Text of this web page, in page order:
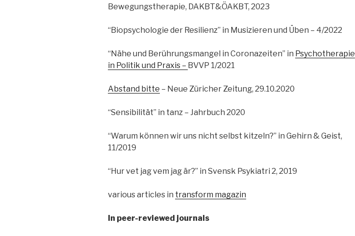
Bewegungstherapie, DAKBT&ÖAKBT, 2023
“Biopsychologie der Resilienz” in Musizieren und Üben – 4/2022
“Nähe und Berührungsmangel in Coronazeiten” in Psychotherapie
in Politik und Praxis – BVVP 1/2021
Abstand bitte – Neue Züricher Zeitung, 29.10.2020
“Sensibilität” in tanz – Jahrbuch 2020
“Warum können wir uns nicht selbst kitzeln?” in Gehirn & Geist,
11/2019
“Hur vet jag vem jag är?” in Svensk Psykiatri 2, 2019
various articles in transform magazin
In peer-reviewed journals